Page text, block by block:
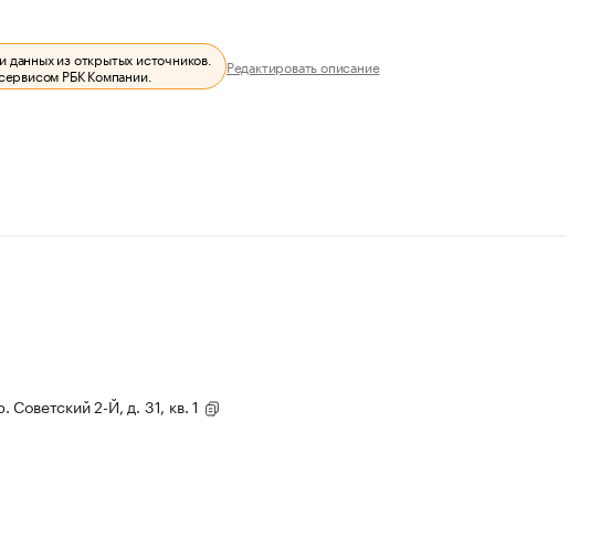
из открытых источников.
РБК Компании. Редактировать описание
Советский 2-Й, д. 31, кв. 1